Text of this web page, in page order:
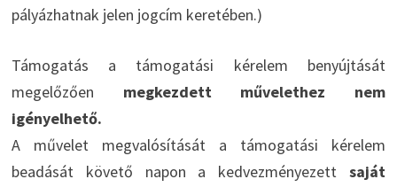
pályázhatnak jelen jogcím keretében.)
Támogatás a támogatási kérelem benyújtását
megelőzően megkezdett művelethez nem
igényelhető.
A művelet megvalósítását a támogatási kérelem
beadását követő napon a kedvezményezettsaját